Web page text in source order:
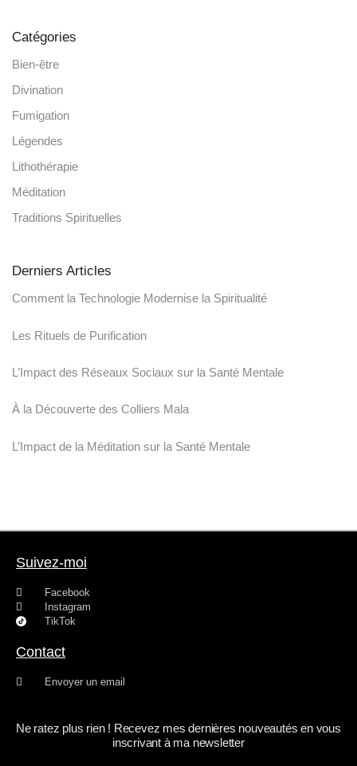
Catégories
Bien-être
Divination
Fumigation
Légendes
Lithothérapie
Méditation
Traditions Spirituelles
Derniers Articles
Comment la Technologie Modernise la Spiritualité
Les Rituels de Purification
L’Impact des Réseaux Sociaux sur la Santé Mentale
À la Découverte des Colliers Mala
L’Impact de la Méditation sur la Santé Mentale
Suivez-moi
Facebook
Instagram
TikTok
Contact
Envoyer un email
Ne ratez plus rien ! Recevez mes dernières nouveautés en vous
inscrivant à ma newsletter